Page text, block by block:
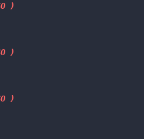
)
)
)